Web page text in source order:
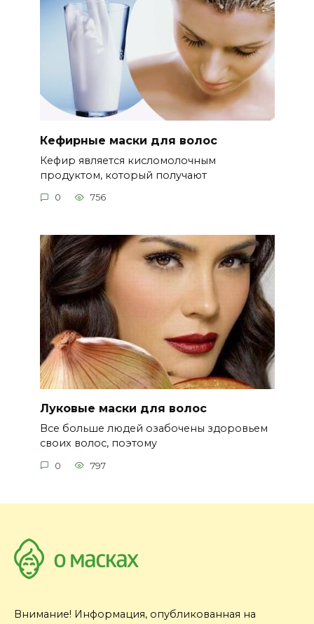
Кефирные маски для волос
Кефир является кисломолочным
продуктом, который получают
0 756
Луковые маски для волос
Все больше людей озабочены здоровьем
своих волос, поэтому
0 797
Внимание! Информация, опубликованная на